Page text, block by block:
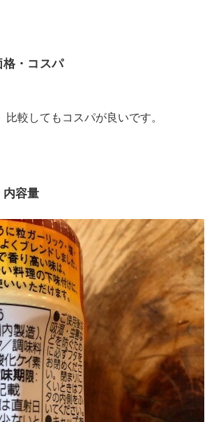
格・コスパ
較してもコスパが良いです。
内容量